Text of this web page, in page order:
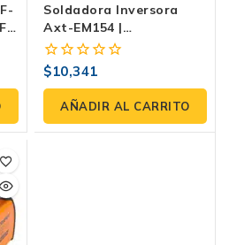
Soldadora Inversora
Axt-EM154 |
Microalambre, Electrodo
Y TIG De 140 Amp
0
fuera
5
$10,341
AÑADIR AL CARRITO